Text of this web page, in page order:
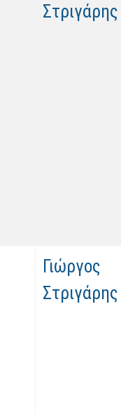
Στριγάρης
Γιώργος
Στριγάρης